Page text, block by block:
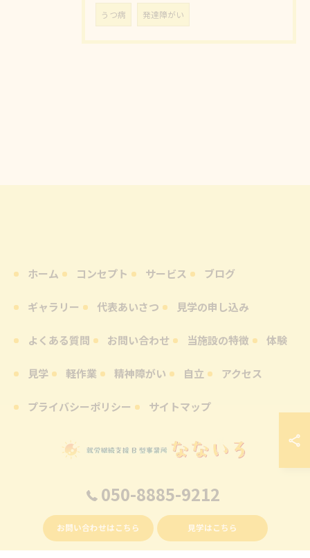
うつ病 発達障がい
050-8885-9212
お問い合わせはこちら 見学はこちら
ホーム コンセプト サービス ブログ
ギャラリー 代表あいさつ 見学の申し込み
よくある質問 お問い合わせ 当施設の特徴 体験
見学 軽作業 精神障がい 自立 アクセス
プライバシーポリシー サイトマップ
ALL RIGHTS RESERVED.